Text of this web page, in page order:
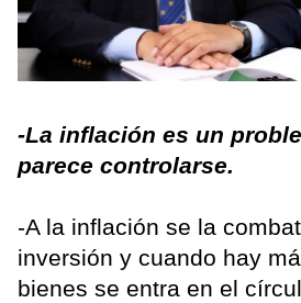
-La inflación es un
parece controlarse.
-A la inflación se la
inversión y cuando hay
bienes se entra en el